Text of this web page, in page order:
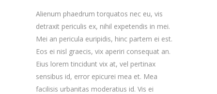
Alienum phaedrum torquatos nec eu, vis
detraxit periculis ex, nihil expetendis in mei.
Mei an pericula euripidis, hinc partem ei est.
Eos ei nisl graecis, vix aperiri consequat an.
Eius lorem tincidunt vix at, vel pertinax
sensibus id, error epicurei mea et. Mea
facilisis urbanitas moderatius id. Vis ei